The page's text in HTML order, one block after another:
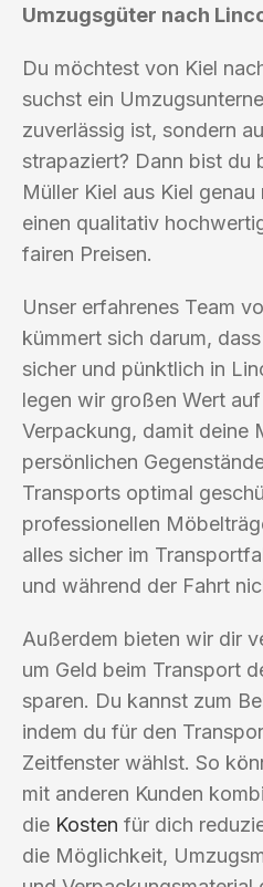
Umzugsgüter nach
Du möchtest von Kiel
suchst ein
zuverlässig ist, sondern
strapaziert? Dann bist du
Müller Kiel aus Kiel
einen qualitativ
fairen Preisen.
Unser erfahrenes Team
kümmert sich darum,
sicher und pünktlich in
legen wir großen Wert
Verpackung, damit deine
persönlichen
Transports optimal
professionellen
alles sicher im
und während der Fahrt
Außerdem bieten wir dir
um Geld beim Transport
sparen. Du kannst zum
indem du für den
Zeitfenster wählst. So
mit anderen Kunden
die Kosten für dich
die Möglichkeit,